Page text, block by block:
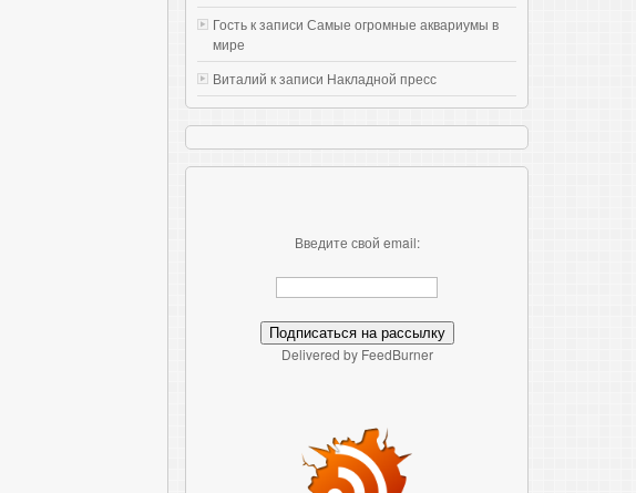
Гость к записи Самые огромные аквариумы в
мире
Виталий к записи Накладной пресс
Введите свой email:
Delivered by FeedBurner